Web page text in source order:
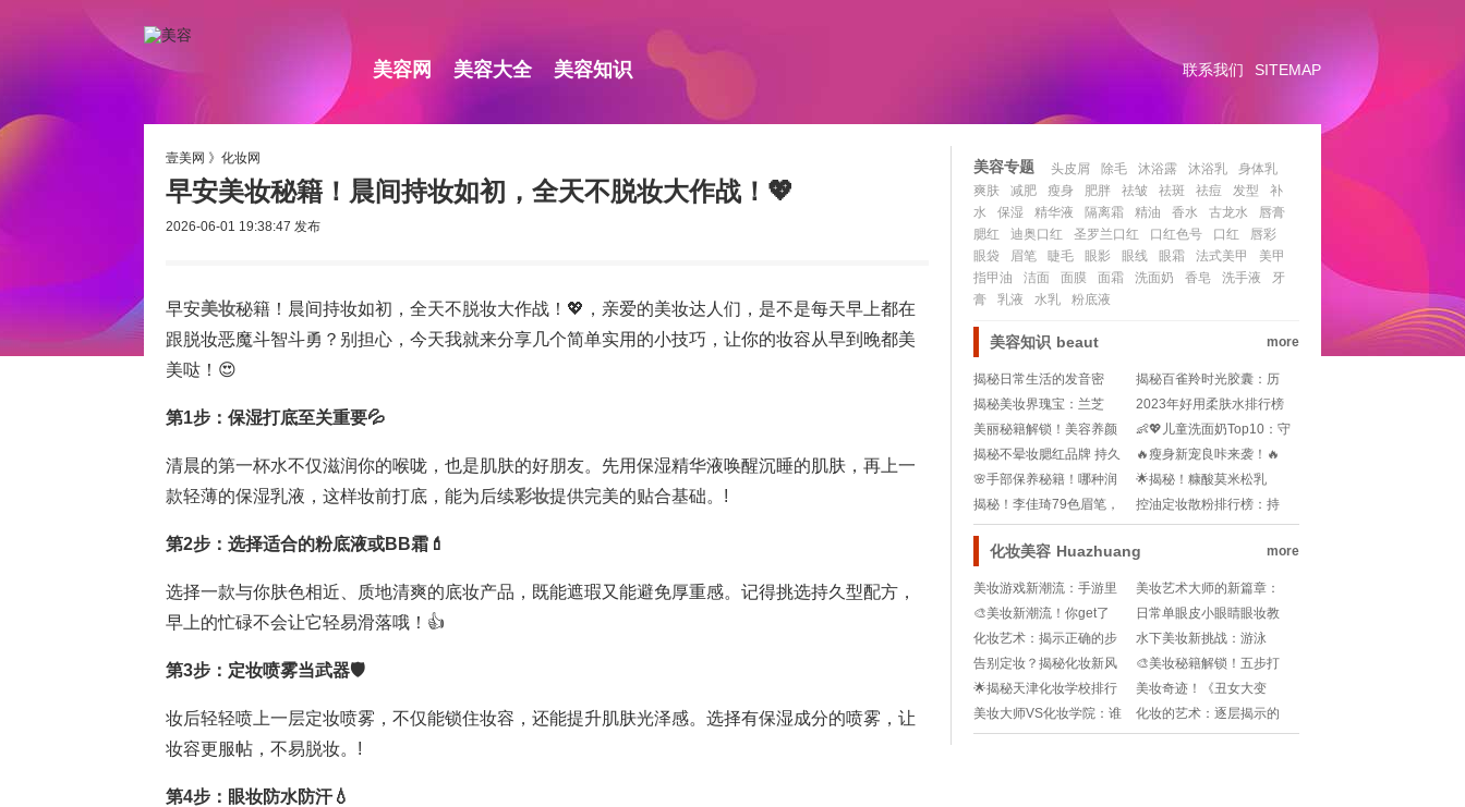
美容网 美容大全 美容知识 联系我们 SITEMAP
壹美网 》 化妆网
早安美妆秘籍！晨间持妆如初，全天不脱妆大作战！💖
2026-06-01 19:38:47 发布
早安美妆秘籍！晨间持妆如初，全天不脱妆大作战！💖，亲爱的美妆达人们，是不是每天早上都在
跟脱妆恶魔斗智斗勇？别担心，今天我就来分享几个简单实用的小技巧，让你的妆容从早到晚都美
美哒！😍
第1步：保湿打底至关重要💦
清晨的第一杯水不仅滋润你的喉咙，也是肌肤的好朋友。先用保湿精华液唤醒沉睡的肌肤，再上一
款轻薄的保湿乳液，这样妆前打底，能为后续彩妆提供完美的贴合基础。!
第2步：选择适合的粉底液或BB霜💄
选择一款与你肤色相近、质地清爽的底妆产品，既能遮瑕又能避免厚重感。记得挑选持久型配方，
早上的忙碌不会让它轻易滑落哦！👍
第3步：定妆喷雾当武器🛡️
妆后轻轻喷上一层定妆喷雾，不仅能锁住妆容，还能提升肌肤光泽感。选择有保湿成分的喷雾，让
妆容更服帖，不易脱妆。!
第4步：眼妆防水防汗💧
美容专题 头皮屑 除毛 沐浴露 沐浴乳
身体乳
爽肤
减肥 瘦身 肥胖 祛皱 祛斑 祛痘 发型
补
水
保湿 精华液 隔离霜 精油 香水 古龙水
唇膏
腮红
迪奥口红 圣罗兰口红 口红色号 口红
唇彩
眼袋
眉笔 睫毛 眼影 眼线 眼霜 法式美甲
美甲
指甲油
洁面 面膜 面霜 洗面奶 香皂 洗手液
牙
膏
乳液 水乳 粉底液
美容知识 beaut more
揭秘日常生活的发音密
码：沐浴露，它到底怎么
念？💧!
揭秘百雀羚时光胶囊：历
代代言人的美丽传说!
揭秘美妆界瑰宝：兰芝
(Laneige)——护肤界的传
奇故事!
2023年好用柔肤水排行榜
深度滋养与清爽平衡的双
重享受
美丽秘籍解锁！美容养颜
汤大揭秘，一碗喝出好气
色！
👶💖儿童洗面奶Top10：守
护天使的秘密武器！🌟
揭秘不晕妆腮红品牌 持久
魅力的首选
🔥瘦身新宠良咔来袭！🔥
加入良咔，变身轻盈小仙
女的秘密大公开！👑
🌸手部保养秘籍！哪种润
手霜能让你的双手滑如丝
绸？💖
🌟揭秘！糠酸莫米松乳
膏，呵护肌肤的天使还是
隐形恶魔？?
揭秘！李佳琦79色眉笔，
如何打造完美“网红”眉妆？!
控油定妆散粉排行榜：持
久魅力的美妆秘密
化妆美容 Huazhuang more
美妆游戏新潮流：手游里
的美丽魔法师
美妆艺术大师的新篇章：
化妆与绘画的跨界融合🎨
🖌️
🎨美妆新潮流！你get了
吗？化妆&装扮秘籍大公
开！💄👗💖
日常单眼皮小眼睛眼妆教
程 点亮你的迷人风采
化妆艺术：揭示正确的步
骤序列
水下美妆新挑战：游泳
时，化妆还能hold住吗？!
告别定妆？揭秘化妆新风
尚：无定妆也能美美哒！
🎨美妆秘籍解锁！五步打
造完美妆容，功效大揭秘
💖
🌟揭秘天津化妆学校排行
榜，选对学校就是妆容赢
家！👑
美妆奇迹！《丑女大变
身》：化妆视频教你逆袭
成美仙子!
美妆大师VS化妆学院：谁
才是你的美丽投资？高等
化妆的艺术：逐层揭示的
美丽秘诀